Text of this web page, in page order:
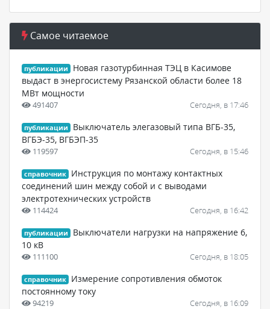
Самое читаемое
публикации
Новая газотурбинная ТЭЦ в Касимове
выдаст в энергосистему Рязанской области более 18
МВт мощности
491407 Сегодня, в 17:46
публикации
Выключатель элегазовый типа ВГБ-35,
ВГБЭ-35, ВГБЭП-35
119597 Сегодня, в 15:46
справочник
Инструкция по монтажу контактных
соединений шин между собой и с выводами
электротехнических устройств
114424 Сегодня, в 16:42
публикации
Выключатели нагрузки на напряжение 6,
10 кВ
111100 Сегодня, в 18:05
справочник
Измерение сопротивления обмоток
постоянному току
94219 Сегодня, в 16:09